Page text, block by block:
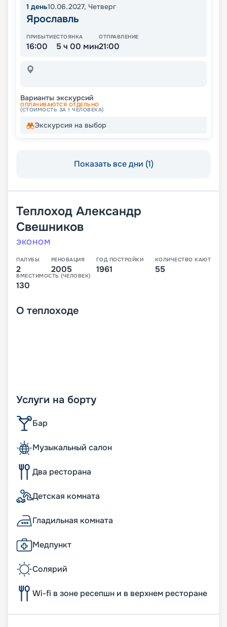
1 день10.06.2027, Четверг
Ярославль
ПРИБЫТИЕ
16:00
СТОЯНКА
5 ч 00 мин
ОТПРАВЛЕНИЕ
21:00
Варианты экскурсий
ОПЛАЧИВАЮТСЯ ОТДЕЛЬНО
(СТОИМОСТЬ ЗА 1 ЧЕЛОВЕКА)
Экскурсия на выбор
Показать все дни (1)
Теплоход Александр
Свешников
ЭКОНОМ
ПАЛУБЫ
2
РЕНОВАЦИЯ
2005
ГОД ПОСТРОЙКИ
1961
КОЛИЧЕСТВО КАЮТ
55
ВМЕСТИМОСТЬ (ЧЕЛОВЕК)
130
О теплоходе
Услуги на борту
Бар
Музыкальный салон
Два ресторана
Детская комната
Гладильная комната
Медпункт
Солярий
Wi-fi в зоне ресепшн и в верхнем ресторане